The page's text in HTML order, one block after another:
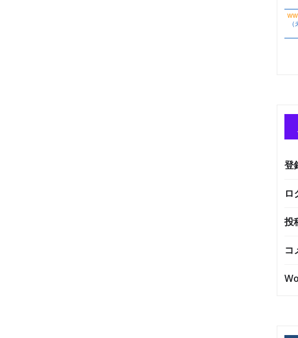
登
ロ
投
コ